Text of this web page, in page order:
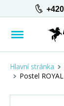
Hlavní stránka
Postel